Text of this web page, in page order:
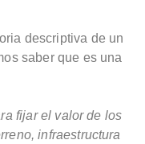
descriptiva de un
saber que es una
fijar el valor de los
infraestructura